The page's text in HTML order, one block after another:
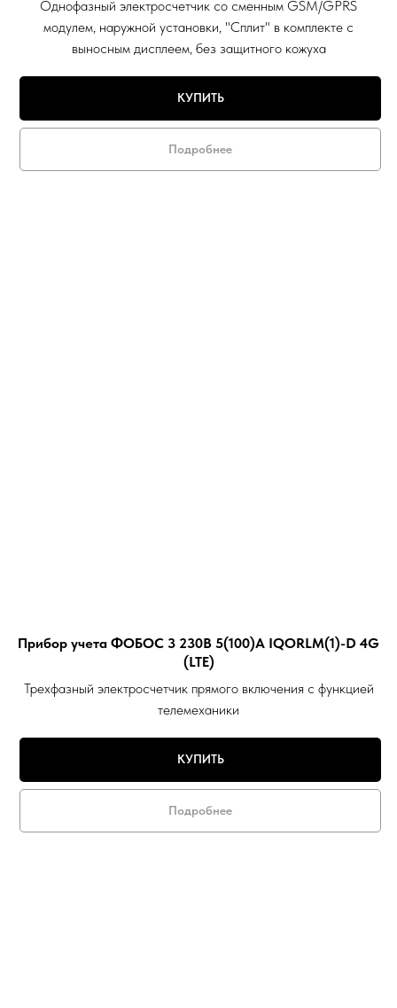
Однофазный электросчетчик со сменным GSM/GPRS
модулем, наружной установки, "Сплит" в комплекте с
выносным дисплеем, без защитного кожуха
КУПИТЬ
Подробнее
Прибор учета ФОБОС 3 230В 5(100)А IQORLM(1)-D 4G
(LTE)
Трехфазный электросчетчик прямого включения с функцией
телемеханики
КУПИТЬ
Подробнее